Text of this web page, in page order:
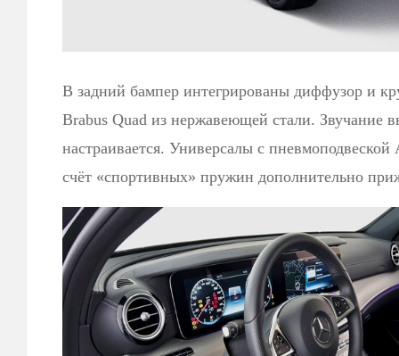
В задний бампер интегрированы диффузор и
Brabus Quad из нержавеющей стали. Звучание
настраивается. Универсалы с
счёт «спортивных» пружин дополнительно